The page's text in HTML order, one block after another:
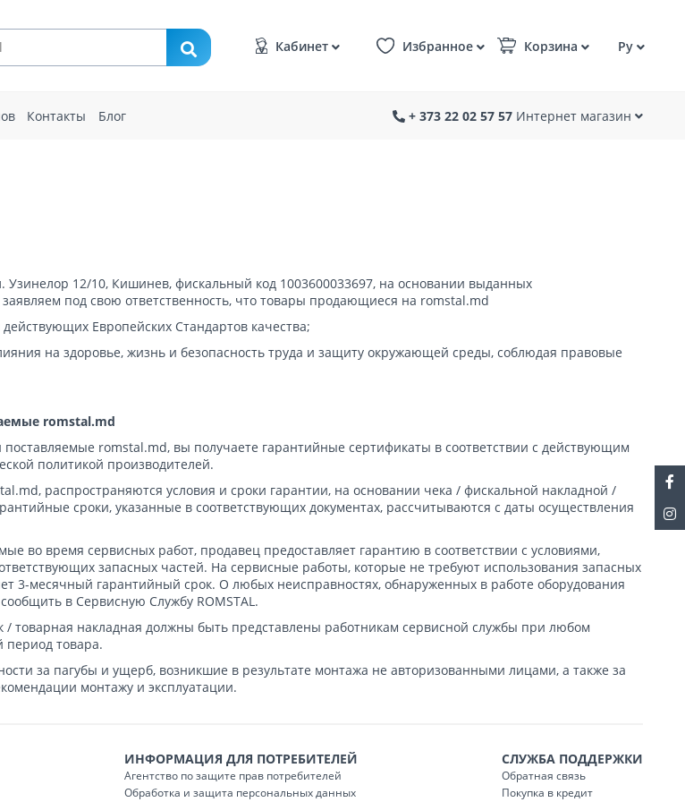
Кабинет Избранное Корзина Ру
Контакты Блог + 373 22 02 57 57 Интернет магазин
Узинелор 12/10, Кишинев, фискальный код 1003600033697, на основании выданных
под свою ответственность, что товары продающиеся на romstal.md
Европейских Стандартов качества;
на здоровье, жизнь и безопасность труда и защиту окружающей среды, соблюдая правовые
romstal.md
romstal.md, вы получаете гарантийные сертификаты в соответствии с действующим
политикой производителей.
распространяются условия и сроки гарантии, на основании чека / фискальной накладной /
сроки, указанные в соответствующих документах, рассчитываются с даты осуществления
во время сервисных работ, продавец предоставляет гарантию в соответствии с условиями,
запасных частей. На сервисные работы, которые не требуют использования запасных
3-месячный гарантийный срок. О любых неисправностях, обнаруженных в работе оборудования
в Сервисную Службу ROMSTAL.
/ товарная накладная должны быть представлены работникам сервисной службы при любом
период товара.
за пагубы и ущерб, возникшие в результате монтажа не авторизованными лицами, а также за
монтажу и эксплуатации.
ИНФОРМАЦИЯ ДЛЯ ПОТРЕБИТЕЛЕЙ
Агентство по защите прав потребителей
Обработка и защита персональных данных
СЛУЖБА ПОДДЕРЖКИ
Обратная связь
Покупка в кредит